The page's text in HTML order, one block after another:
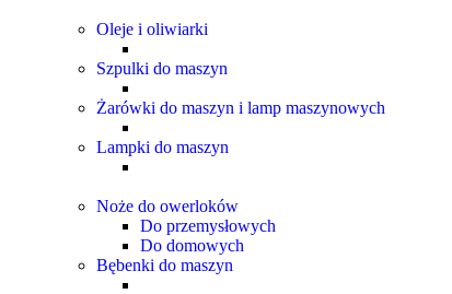
Oleje i oliwiarki
Szpulki do maszyn
Żarówki do maszyn i lamp maszynowych
Lampki do maszyn
Noże do owerloków
Do przemysłowych
Do domowych
Bębenki do maszyn